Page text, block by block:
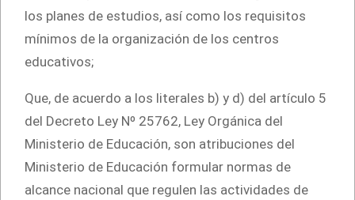
los planes de estudios, así como los requisitos
mínimos de la organización de los centros
educativos;
Que, de acuerdo a los literales b) y d) del artículo 5
del Decreto Ley Nº 25762, Ley Orgánica del
Ministerio de Educación, son atribuciones del
Ministerio de Educación formular normas de
alcance nacional que regulen las actividades de